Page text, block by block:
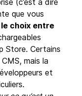
(c’est à dire
que vous
choix entre
Store. Certains
mais la
et